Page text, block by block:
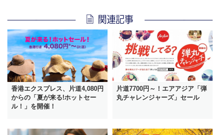
香港エクスプレス、片道4,080円
からの「夏が来る!ホットセー
ル！」を開催！
片道7700円～！エアアジア「弾
丸チャレンジャーズ」セール